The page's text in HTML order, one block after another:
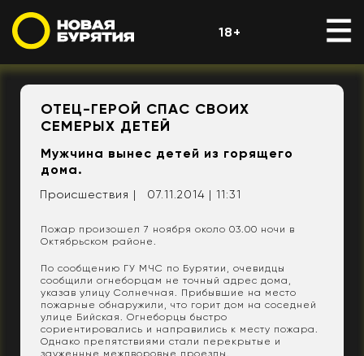
18+
ОТЕЦ-ГЕРОЙ СПАС СВОИХ
СЕМЕРЫХ ДЕТЕЙ
Мужчина вынес детей из горящего
дома.
Происшествия | 07.11.2014 | 11:31
Пожар произошел 7 ноября около 03.00 ночи в
Октябрьском районе.
По сообщению ГУ МЧС по Бурятии, очевидцы
сообщили огнеборцам не точный адрес дома,
указав улицу Солнечная. Прибывшие на место
пожарные обнаружили, что горит дом на соседней
улице Бийская. Огнеборцы быстро
сориентировались и направились к месту пожара.
Однако препятствиями стали перекрытые и
зауженные междворовые проезды.